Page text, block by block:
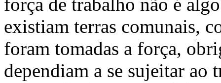
força de trabalho não é
existiam terras comunais,
foram tomadas a força,
dependiam a se sujeitar ao